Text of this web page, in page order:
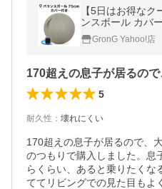
【5日はお得な
ンスボール カバ
アンチバースト仕
GronG Yahoo!店
5
耐久性 ： 壊れにくい
170超えの息子が居るので、
のつもりで購入しました。息
らくらい、あると乗りたくな
ててリビングでの見た目もよ